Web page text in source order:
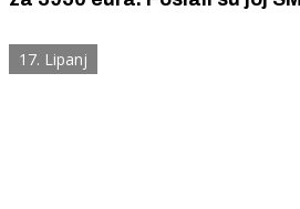
aplikaciju.
17. Lipanj